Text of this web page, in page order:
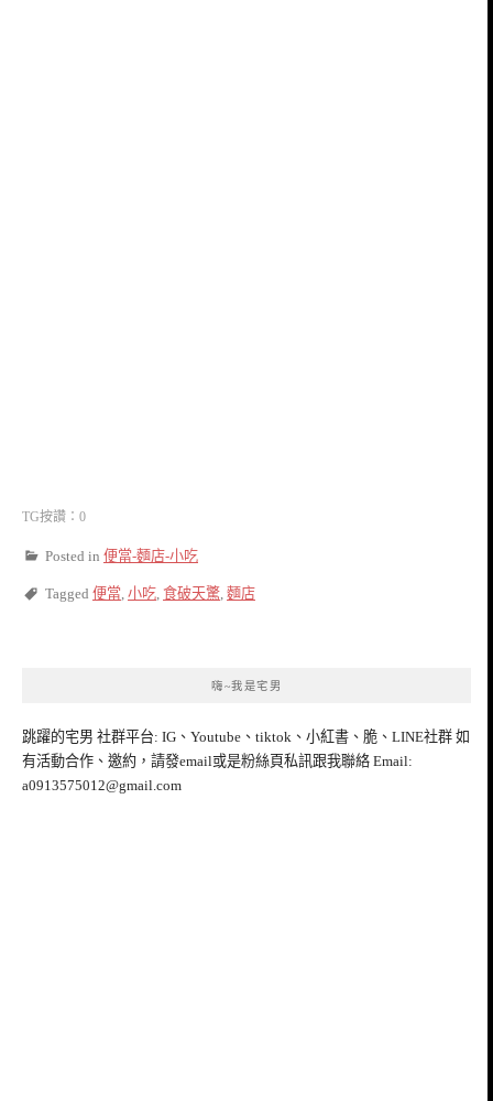
TG按讚：0
Posted in 便當-麵店-小吃
Tagged 便當, 小吃, 食破天驚, 麵店
嗨~我是宅男
跳躍的宅男 社群平台: IG、Youtube、tiktok、小紅書、脆、LINE社群 如
有活動合作、邀約，請發email或是粉絲頁私訊跟我聯絡 Email:
a0913575012@gmail.com